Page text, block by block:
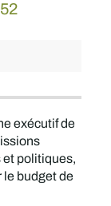
exécutif de
politiques,
budget de